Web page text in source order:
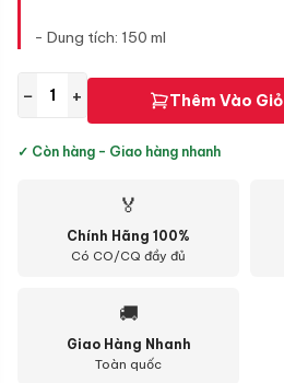
- Dung tích: 150 ml
− + Thêm Vào Giỏ
✓ Còn hàng - Giao hàng nhanh
🏅
Chính Hãng 100%
Có CO/CQ đầy đủ
🚚
Giao Hàng Nhanh
Toàn quốc